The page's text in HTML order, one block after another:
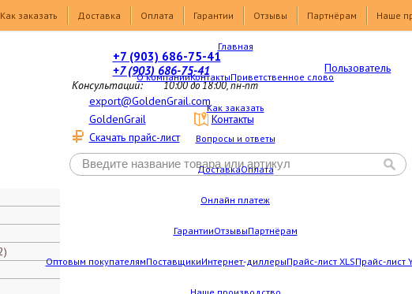
Как заказать Доставка Оплата Гарантии Отзывы Партнёрам Наше
Главная
О компанииКонтактыПриветственное слово
Как заказать
Вопросы и ответы
ДоставкаОплата
Онлайн платеж
ГарантииОтзывыПартнёрам
Оптовым покупателямПоставщикиИнтернет-диллерыПрайс-лист XLSПрайс-лист
+7 (903) 686-75-41
+7 (903) 686-75-41
Консультации: 10:00 до 18:00, пн-пт
export@GoldenGrail.com
GoldenGrail
Скачать прайс-лист
Контакты
Пользователь